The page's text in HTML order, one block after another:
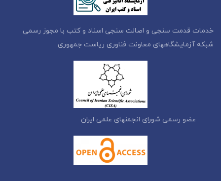
خدمات قدمت سنجی و اصالت سنجی اسناد و کتب با مجوز رسمی
شبکه آزمایشگاههای معاونت فناوری ریاست جمهوری
عضو رسمی شورای انجمنهای علمی ایران